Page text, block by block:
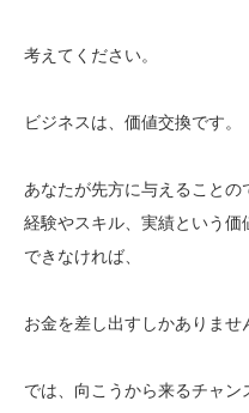
考えてください。
ビジネスは、価値交換です。
あなたが先方に与えることの
経験やスキル、実績という価
できなければ、
お金を差し出すしかありませ
では、向こうから来るチャン